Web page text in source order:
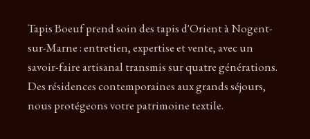
Tapis Boeuf prend soin des tapis d'Orient à Nogent-
sur-Marne : entretien, expertise et vente, avec un
savoir-faire artisanal transmis sur quatre générations.
Des résidences contemporaines aux grands séjours,
nous protégeons votre patrimoine textile.